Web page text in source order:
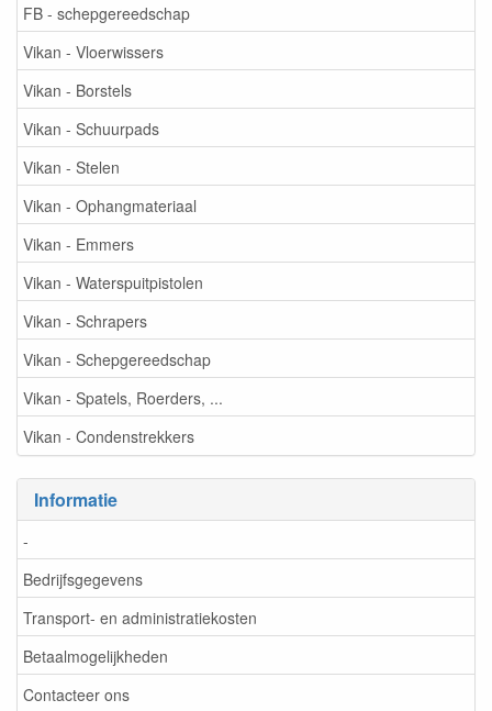
FB - schepgereedschap
Vikan - Vloerwissers
Vikan - Borstels
Vikan - Schuurpads
Vikan - Stelen
Vikan - Ophangmateriaal
Vikan - Emmers
Vikan - Waterspuitpistolen
Vikan - Schrapers
Vikan - Schepgereedschap
Vikan - Spatels, Roerders, ...
Vikan - Condenstrekkers
Informatie
-
Bedrijfsgegevens
Transport- en administratiekosten
Betaalmogelijkheden
Contacteer ons